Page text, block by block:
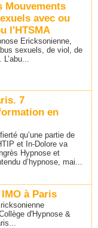
Mouvements
avec ou
l'HTSMA
Ericksonienne,
sexuels, de viol, de
7
en
qu’une partie de
et In-Dolore va
Hypnose et
d’hypnose, mai...
à Paris
d'Hypnose &